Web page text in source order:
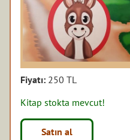
Fiyatı: 250 TL
Kitap stokta mevcut!
Satın al